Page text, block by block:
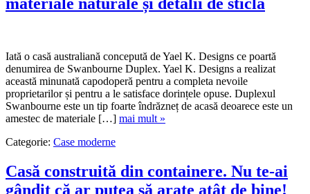
Iată o casă australiană concepută de Yael K. Designs ce poartă
denumirea de Swanbourne Duplex. Yael K. Designs a realizat
această minunată capodoperă pentru a completa nevoile
proprietarilor și pentru a le satisface dorințele opuse. Duplexul
Swanbourne este un tip foarte îndrăzneț de acasă deoarece este un
amestec de materiale […] mai mult »
Categorie: Case moderne
Casă construită din containere. Nu te-ai
gândit că ar putea să arate atât de bine!